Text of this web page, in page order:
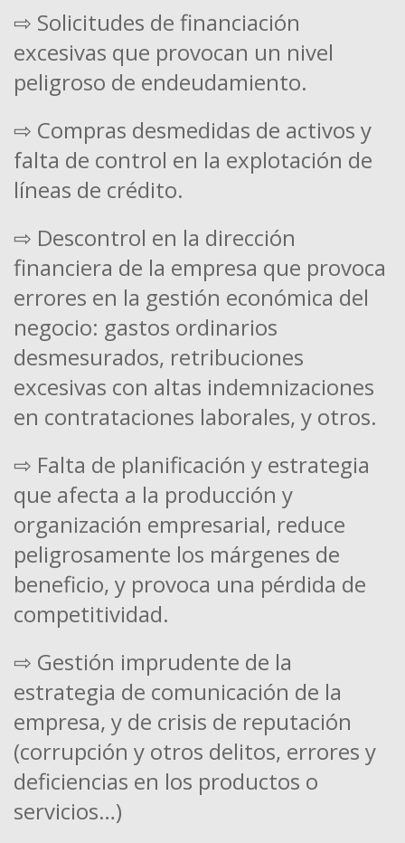
⇨ Solicitudes de financiación
excesivas que provocan un nivel
peligroso de endeudamiento.
⇨ Compras desmedidas de activos y
falta de control en la explotación de
líneas de crédito.
⇨ Descontrol en la dirección
financiera de la empresa que provoca
errores en la gestión económica del
negocio: gastos ordinarios
desmesurados, retribuciones
excesivas con altas indemnizaciones
en contrataciones laborales, y otros.
⇨ Falta de planificación y estrategia
que afecta a la producción y
organización empresarial, reduce
peligrosamente los márgenes de
beneficio, y provoca una pérdida de
competitividad.
⇨ Gestión imprudente de la
estrategia de comunicación de la
empresa, y de crisis de reputación
(corrupción y otros delitos, errores y
deficiencias en los productos o
servicios…)